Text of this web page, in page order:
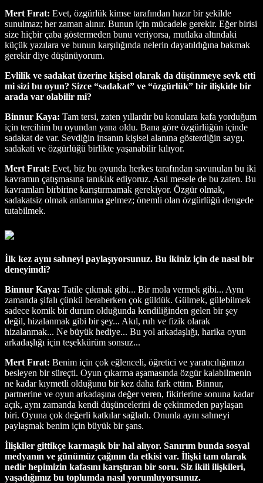
Mert Fırat: Evet, özgürlük kimse tarafından hazır bir şekilde
sunulmaz; her zaman alınır. Bunun için mücadele gerekir. Eğer birisi
size hiçbir çaba göstermeden bunu veriyorsa, mutlaka altındaki
küçük yazılara ve bunun karşılığında nelerin dayatıldığına bakmak
gerekir diye düşünüyorum.
Evlilik ve sadakat üzerine kişisel olarak da düşünmeye sevk etti
mi sizi bu oyun? Sizce “sadakat” ve “özgürlük” bir ilişkide bir
arada var olabilir mi?
Binnur Kaya: Tam tersi, zaten yıllardır bu konulara kafa yorduğum
için tercihim bu oyundan yana oldu. Bana göre özgürlüğün içinde
sadakat de var. Sevdiğin insanın kişisel alanına gösterdiğin saygı,
sadakati ve özgürlüğü birlikte yaşanabilir kılıyor.
Mert Fırat: Evet, biz bu oyunda herkes tarafından savunulan bu iki
kavramın çatışmasına tanıklık ediyoruz. Asıl mesele de bu zaten. Bu
kavramları birbirine karıştırmamak gerekiyor. Özgür olmak,
sadakatsiz olmak anlamına gelmez; önemli olan özgürlüğü dengede
tutabilmek.
İlk kez aynı sahneyi paylaşıyorsunuz. Bu ikiniz için de nasıl bir
deneyimdi?
Binnur Kaya: Tatile çıkmak gibi... Bir mola vermek gibi... Aynı
zamanda şifalı çünkü beraberken çok güldük. Gülmek, gülebilmek
sadece komik bir durum olduğunda kendiliğinden gelen bir şey
değil, hizalanmak gibi bir şey... Akıl, ruh ve fizik olarak
hizalanmak... Ne büyük hediye... Bu yol arkadaşlığı, harika oyun
arkadaşlığı için teşekkürüm sonsuz...
Mert Fırat: Benim için çok eğlenceli, öğretici ve yaratıcılığımızı
besleyen bir süreçti. Oyun çıkarma aşamasında özgür kalabilmenin
ne kadar kıymetli olduğunu bir kez daha fark ettim. Binnur,
partnerine ve oyun arkadaşına değer veren, fikirlerine sonuna kadar
açık, aynı zamanda kendi düşüncelerini de çekinmeden paylaşan
biri. Oyuna çok değerli katkılar sağladı. Onunla aynı sahneyi
paylaşmak benim için büyük bir şans.
İlişkiler gittikçe karmaşık bir hal alıyor. Sanırım bunda sosyal
medyanın ve günümüz çağının da etkisi var. İlişki tam olarak
nedir hepimizin kafasını karıştıran bir soru. Siz ikili ilişkileri,
yaşadığımız bu toplumda nasıl yorumluyorsunuz.